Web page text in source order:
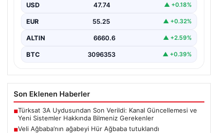
USD 47.74 ▲ +0.18%
EUR 55.25 ▲ +0.32%
ALTIN 6660.6 ▲ +2.59%
BTC 3096353 ▲ +0.39%
Son Eklenen Haberler
■Türksat 3A Uydusundan Son Verildi: Kanal Güncellemesi ve
Yeni Sistemler Hakkında Bilmeniz Gerekenler
■Veli Ağbaba’nın ağabeyi Hür Ağbaba tutuklandı